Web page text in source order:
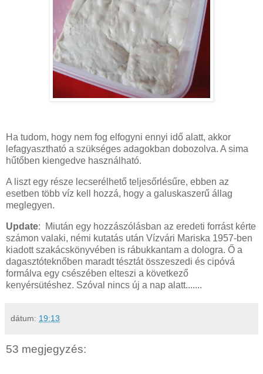
Ha tudom, hogy nem fog elfogyni ennyi idő alatt, akkor
lefagyasztható a szükséges adagokban dobozolva. A sima
hűtőben kiengedve használható.
A liszt egy része lecserélhető teljesőrlésűre, ebben az
esetben több víz kell hozzá, hogy a galuskaszerű állag
meglegyen.
Update: Miután egy hozzászólásban az eredeti forrást kérte
számon valaki, némi kutatás után Vízvári Mariska 1957-ben
kiadott szakácskönyvében is rábukkantam a dologra. Ő a
dagasztóteknőben maradt tésztát összeszedi és cipóvá
formálva egy csészében elteszi a következő
kenyérsütéshez. Szóval nincs új a nap alatt.......
dátum: 19:13
53 megjegyzés: